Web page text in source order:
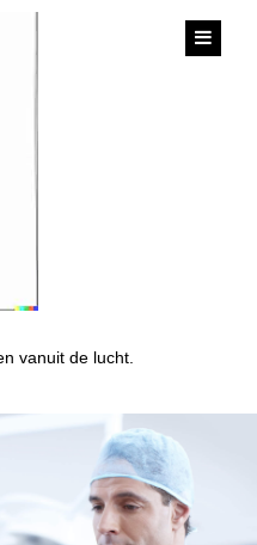
vanuit de lucht.